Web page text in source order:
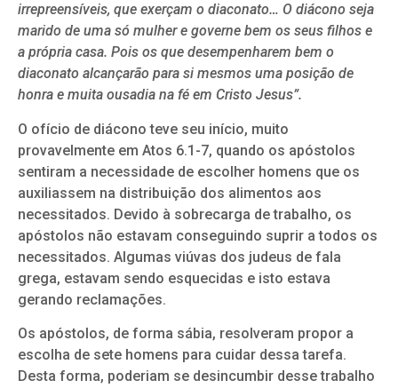
irrepreensíveis, que exerçam o diaconato… O diácono seja
marido de uma só mulher e governe bem os seus filhos e
a própria casa. Pois os que desempenharem bem o
diaconato alcançarão para si mesmos uma posição de
honra e muita ousadia na fé em Cristo Jesus”.
O ofício de diácono teve seu início, muito
provavelmente em Atos 6.1-7, quando os apóstolos
sentiram a necessidade de escolher homens que os
auxiliassem na distribuição dos alimentos aos
necessitados. Devido à sobrecarga de trabalho, os
apóstolos não estavam conseguindo suprir a todos os
necessitados. Algumas viúvas dos judeus de fala
grega, estavam sendo esquecidas e isto estava
gerando reclamações.
Os apóstolos, de forma sábia, resolveram propor a
escolha de sete homens para cuidar dessa tarefa.
Desta forma, poderiam se desincumbir desse trabalho